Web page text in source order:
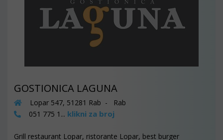
GOSTIONICA LAGUNA
Lopar 547, 51281 Rab - Rab
051 775 1... klikni za broj
Grill restaurant Lopar, ristorante Lopar, best burger